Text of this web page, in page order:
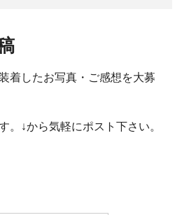
着したお写真・ご感想を大募
。↓から気軽にポスト下さい。